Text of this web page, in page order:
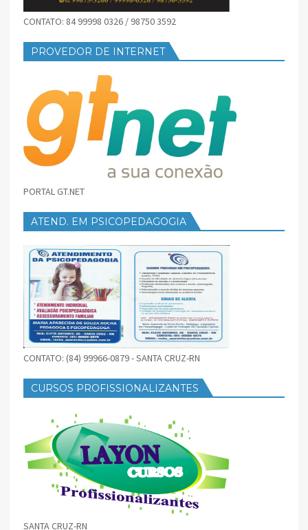
CONTATO: 84 99998 0326 / 98750 3592
PROVEDOR DE INTERNET
PORTAL GT.NET
ATEND. EM PSICOPEDAGOGIA
CONTATO: (84) 99966-0879 - SANTA CRUZ-RN
CURSOS PROFISSIONALIZANTES
SANTA CRUZ-RN